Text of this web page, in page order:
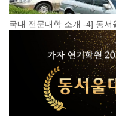
국내 전문대학 소개 -4] 동서